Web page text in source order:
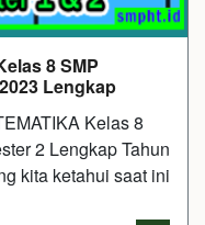
8 SMP
Lengkap
Kelas 8
2 Lengkap Tahun
kita ketahui saat ini